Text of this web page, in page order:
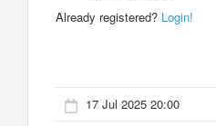
Already registered? Login!
17 Jul 2025 20:00